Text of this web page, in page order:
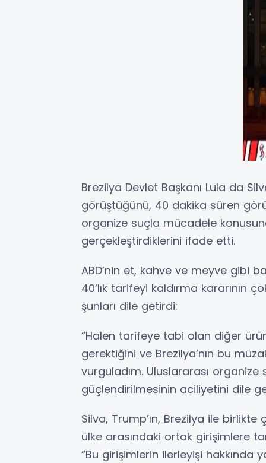
Brezilya Devlet Başkanı Lula da
görüştüğünü, 40 dakika süren
organize suçla mücadele
gerçekleştirdiklerini ifade etti.
ABD’nin et, kahve ve meyve gibi
40’lık tarifeyi kaldırma kararının
şunları dile getirdi:
“Halen tarifeye tabi olan diğer
gerektiğini ve Brezilya’nın bu
vurguladım. Uluslararası
güçlendirilmesinin aciliyetini dile
Silva, Trump’ın, Brezilya ile
ülke arasındaki ortak girişimlere
“Bu girişimlerin ilerleyişi hakkında